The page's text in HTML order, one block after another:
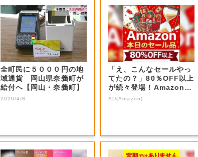
全町民に５０００円の地
域通貨 岡山県奈義町が
給付へ【岡山・奈義町】
2020/4/8
「え、こんなセールやっ
てたの？」80％OFF以上
が続々登場！Amazonの
本気が...
AD(Amazon)